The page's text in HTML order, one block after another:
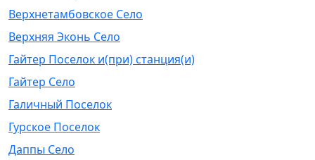
Верхнетамбовское Село
Верхняя Эконь Село
Гайтер Поселок и(при) станция(и)
Гайтер Село
Галичный Поселок
Гурское Поселок
Даппы Село